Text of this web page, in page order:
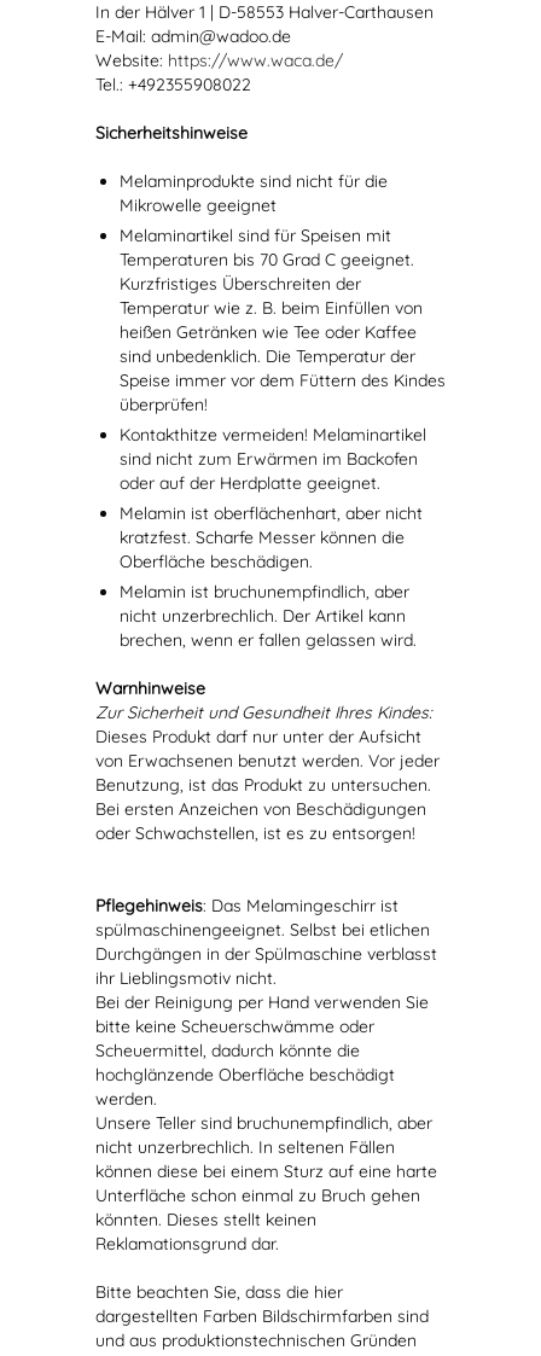
In der Hälver 1 | D-58553 Halver-Carthausen
E-Mail: admin@wadoo.de
Website: https://www.waca.de/
Tel.: +492355908022
Sicherheitshinweise
Melaminprodukte sind nicht für die
Mikrowelle geeignet
Melaminartikel sind für Speisen mit
Temperaturen bis 70 Grad C geeignet.
Kurzfristiges Überschreiten der
Temperatur wie z. B. beim Einfüllen von
heißen Getränken wie Tee oder Kaffee
sind unbedenklich. Die Temperatur der
Speise immer vor dem Füttern des Kindes
überprüfen!
Kontakthitze vermeiden! Melaminartikel
sind nicht zum Erwärmen im Backofen
oder auf der Herdplatte geeignet.
Melamin ist oberflächenhart, aber nicht
kratzfest. Scharfe Messer können die
Oberfläche beschädigen.
Melamin ist bruchunempfindlich, aber
nicht unzerbrechlich. Der Artikel kann
brechen, wenn er fallen gelassen wird.
Warnhinweise
Zur Sicherheit und Gesundheit Ihres Kindes:
Dieses Produkt darf nur unter der Aufsicht
von Erwachsenen benutzt werden. Vor jeder
Benutzung, ist das Produkt zu untersuchen.
Bei ersten Anzeichen von Beschädigungen
oder Schwachstellen, ist es zu entsorgen!
Pflegehinweis: Das Melamingeschirr ist
spülmaschinengeeignet. Selbst bei etlichen
Durchgängen in der Spülmaschine verblasst
ihr Lieblingsmotiv nicht.
Bei der Reinigung per Hand verwenden Sie
bitte keine Scheuerschwämme oder
Scheuermittel, dadurch könnte die
hochglänzende Oberfläche beschädigt
werden.
Unsere Teller sind bruchunempfindlich, aber
nicht unzerbrechlich. In seltenen Fällen
können diese bei einem Sturz auf eine harte
Unterfläche schon einmal zu Bruch gehen
könnten. Dieses stellt keinen
Reklamationsgrund dar.
Bitte beachten Sie, dass die hier
dargestellten Farben Bildschirmfarben sind
und aus produktionstechnischen Gründen